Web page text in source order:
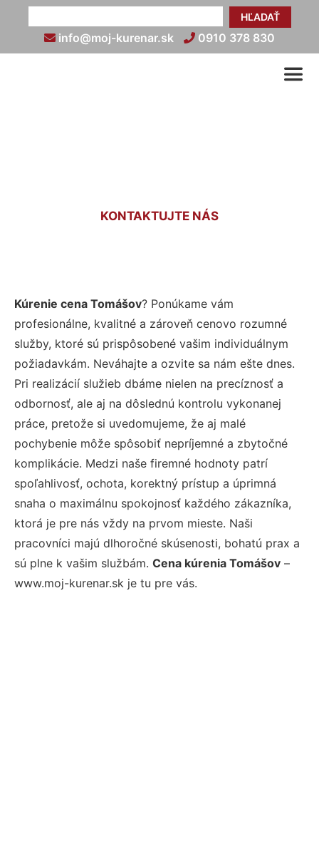
HĽADAŤ
info@moj-kurenar.sk 0910 378 830
KONTAKTUJTE NÁS
Kúrenie cena Tomášov? Ponúkame vám
profesionálne, kvalitné a zároveň cenovo rozumné
služby, ktoré sú prispôsobené vašim individuálnym
požiadavkám. Neváhajte a ozvite sa nám ešte dnes.
Pri realizácií služieb dbáme nielen na precíznosť a
odbornosť, ale aj na dôslednú kontrolu vykonanej
práce, pretože si uvedomujeme, že aj malé
pochybenie môže spôsobiť nepríjemné a zbytočné
komplikácie. Medzi naše firemné hodnoty patrí
spoľahlivosť, ochota, korektný prístup a úprimná
snaha o maximálnu spokojnosť každého zákazníka,
ktorá je pre nás vždy na prvom mieste. Naši
pracovníci majú dlhoročné skúsenosti, bohatú prax a
sú plne k vašim službám. Cena kúrenia Tomášov –
www.moj-kurenar.sk je tu pre vás.